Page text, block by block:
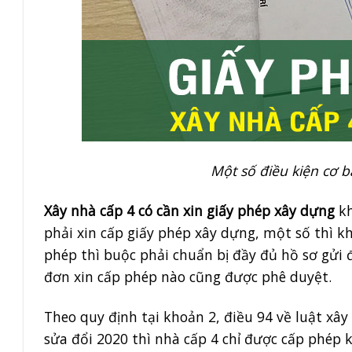
Một số điều kiện cơ
Xây nhà cấp 4 có cần xin giấy phép xây dựng
phải xin cấp giấy phép xây dựng, một số thì
phép thì buộc phải chuẩn bị đầy đủ hồ sơ
đơn xin cấp phép nào cũng được phê duyệt.
Theo quy định tại khoản 2, điều 94 về luật
sửa đổi 2020 thì nhà cấp 4 chỉ được cấp